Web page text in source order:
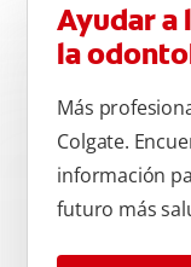
Ayudar a
la
Más
Colgate.
información
futuro más